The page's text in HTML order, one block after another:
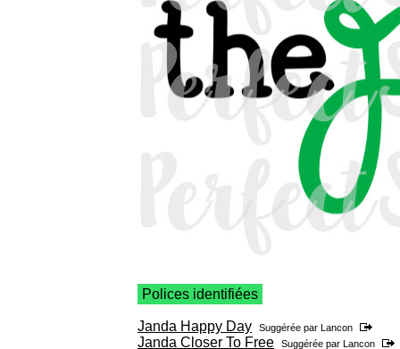
Polices identifiées
Janda Happy Day Suggérée par Lancon
Janda Closer To Free Suggérée par Lancon